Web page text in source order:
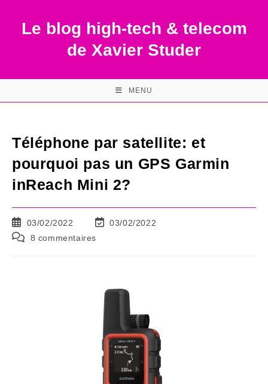
contentLe blog high-tech & telecom
de Xavier Studer
MENU
Téléphone par satellite: et
pourquoi pas un GPS Garmin
inReach Mini 2?
Publication
publiée :
03/02/2022
Dernière
03/02/2022
Commentaires
8 commentaires